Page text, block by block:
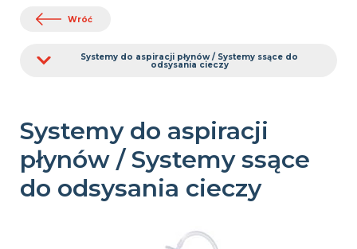
Wróć
Systemy do aspiracji płynów / Systemy ssące do
odsysania cieczy
Systemy do aspiracji
płynów / Systemy ssące
do odsysania cieczy